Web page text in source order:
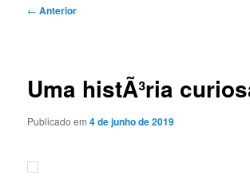
Navegação
← Anterior
Uma histÃ³ria
Publicado em4 de junho de 2019